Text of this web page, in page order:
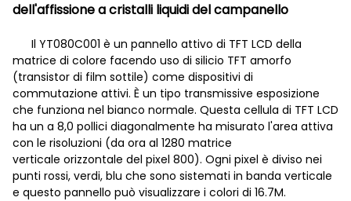
dell'affissione a cristalli liquidi del campanello
Il YT080C001 è un pannello attivo di TFT LCD della
matrice di colore facendo uso di silicio TFT amorfo
(transistor di film sottile) come dispositivi di
commutazione attivi. È un tipo transmissive esposizione
che funziona nel bianco normale. Questa cellula di TFT LCD
ha un a 8,0 pollici diagonalmente ha misurato l'area attiva
con le risoluzioni (da ora al 1280 matrice
verticale orizzontale del pixel 800). Ogni pixel è diviso nei
punti rossi, verdi, blu che sono sistemati in banda verticale
e questo pannello può visualizzare i colori di 16.7M.